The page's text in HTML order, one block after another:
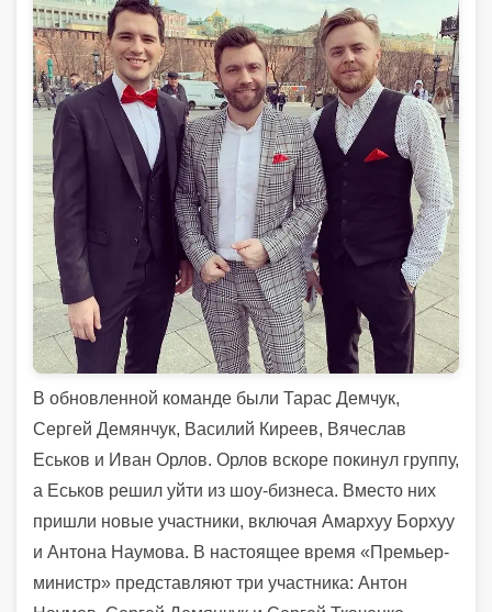
В обновленной команде были Тарас Демчук,
Сергей Демянчук, Василий Киреев, Вячеслав
Еськов и Иван Орлов. Орлов вскоре покинул группу,
а Еськов решил уйти из шоу-бизнеса. Вместо них
пришли новые участники, включая Амархуу Борхуу
и Антона Наумова. В настоящее время «Премьер-
министр» представляют три участника: Антон